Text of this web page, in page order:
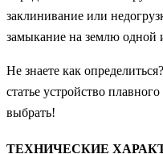
заклинивание или
замыкание на землю одной
Не знаете как
статье устройство
выбрать!
ТЕХНИЧЕСКИЕ